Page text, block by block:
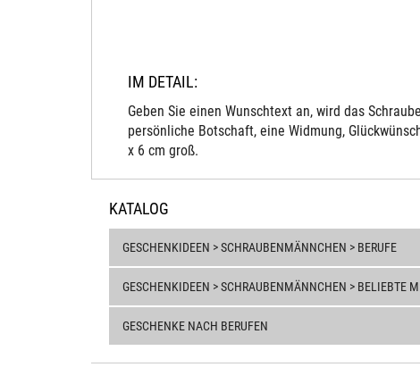
IM DETAIL:
Geben Sie einen Wunschtext an, wird das
persönliche Botschaft, eine Widmung,
x 6 cm groß.
KATALOG
GESCHENKIDEEN > SCHRAUBENMÄNNCHEN > BERUFE
GESCHENKIDEEN > SCHRAUBENMÄNNCHEN > BELIEBTE
GESCHENKE NACH BERUFEN